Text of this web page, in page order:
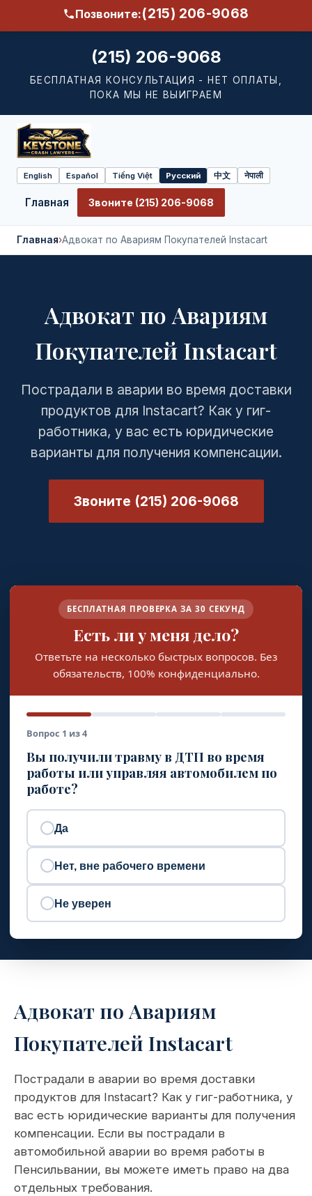
Позвоните:(215) 206-9068
(215) 206-9068
БЕСПЛАТНАЯ КОНСУЛЬТАЦИЯ - НЕТ ОПЛАТЫ,
ПОКА МЫ НЕ ВЫИГРАЕМ
Select
language
English Español Tiếng Việt Русский 中文 नेपाली
Главная Звоните (215) 206-9068
Главная›Адвокат по Авариям Покупателей Instacart
Адвокат по Авариям
Покупателей Instacart
Пострадали в аварии во время доставки
продуктов для Instacart? Как у гиг-
работника, у вас есть юридические
варианты для получения компенсации.
Звоните (215) 206-9068
БЕСПЛАТНАЯ ПРОВЕРКА ЗА 30 СЕКУНД
Есть ли у меня дело?
Ответьте на несколько быстрых вопросов. Без
обязательств, 100% конфиденциально.
Вопрос 1 из 4
Вы получили травму в ДТП во время
работы или управляя автомобилем по
работе?
Да
Нет, вне рабочего времени
Не уверен
Адвокат по Авариям
Покупателей Instacart
Пострадали в аварии во время доставки
продуктов для Instacart? Как у гиг-работника, у
вас есть юридические варианты для получения
компенсации. Если вы пострадали в
автомобильной аварии во время работы в
Пенсильвании, вы можете иметь право на два
отдельных требования.